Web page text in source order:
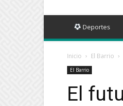
Deportes
Inicio El Barrio
El Barrio
El